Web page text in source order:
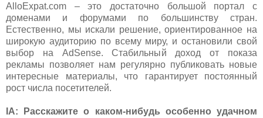
AlloExpat.com – это достаточно большой портал с
доменами и форумами по большинству стран.
Естественно, мы искали решение, ориентированное на
широкую аудиторию по всему миру, и остановили свой
выбор на AdSense. Стабильный доход от показа
рекламы позволяет нам регулярно публиковать новые
интересные материалы, что гарантирует постоянный
рост числа посетителей.
IA:
Расскажите о каком-нибудь особенно удачном